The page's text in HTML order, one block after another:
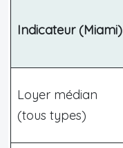
Indicateur (Miami)
Loyer médian
(tous types)